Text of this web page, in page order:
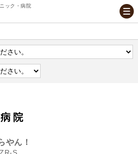
ック・病院
院
やん！